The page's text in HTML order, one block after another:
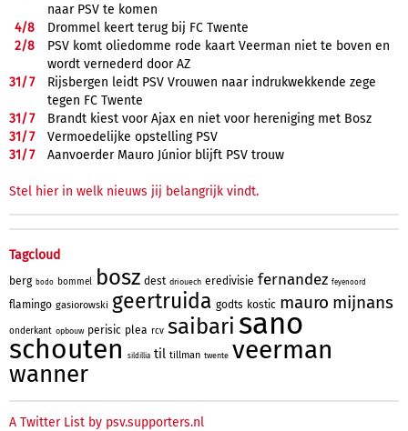
naar PSV te komen
4/8
Drommel keert terug bij FC Twente
2/8
PSV komt oliedomme rode kaart Veerman niet te boven en
wordt vernederd door AZ
31/7
Rijsbergen leidt PSV Vrouwen naar indrukwekkende zege
tegen FC Twente
31/7
Brandt kiest voor Ajax en niet voor hereniging met Bosz
31/7
Vermoedelijke opstelling PSV
31/7 Aanvoerder Mauro Júnior blijft PSV trouw
Stel hier in welk nieuws jij belangrijk vindt.
Tagcloud
berg bodo bommel bosz dest driouech eredivisie fernandez feyenoord
flamingo gasiorowski geertruida godts kostic mauro mijnans
onderkant opbouw perisic plea rcv saibari sano
schouten sildillia til tillman twente veerman
wanner
A Twitter List by psv.supporters.nl